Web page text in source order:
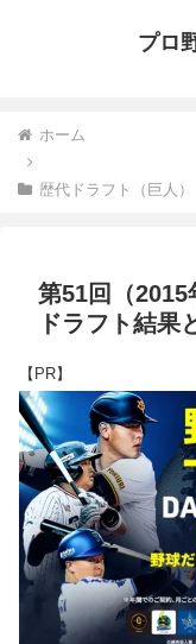
プロ
ホーム
歴代ドラフト（巨人）
第51回（2015
ドラフト結果
【PR】